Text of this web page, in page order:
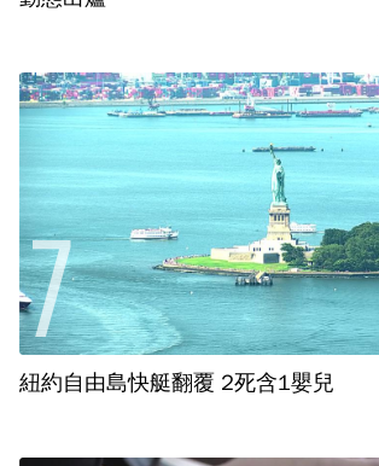
紐約自由島快艇翻覆 2死含1嬰兒